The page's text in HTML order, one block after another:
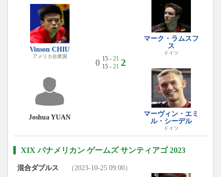
Vinson CHIU
アメリカ合衆国
Joshua YUAN
0 15 - 21
15 - 21 2
マーク・ラムスフ
ス
ドイツ
マーヴィン・エミ
ル・シーデル
ドイツ
XIX パナメリカン ゲームズ サンティアゴ 2023
混合ダブルス （2023-10-25 09:00）